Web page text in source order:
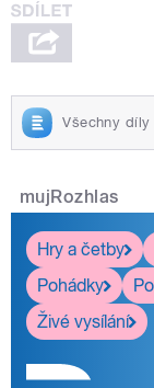
Všechny díly
mujRozhlas
Hry a četby
Pohádky
Živé vysílání